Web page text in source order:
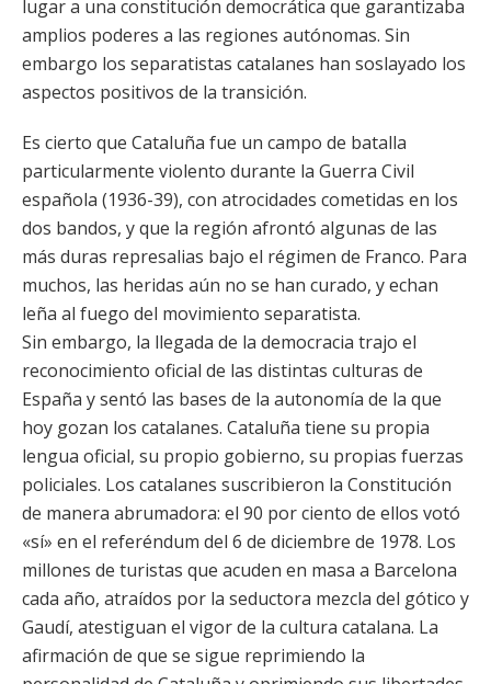
lugar a una constitución democrática que garantizaba
amplios poderes a las regiones autónomas. Sin
embargo los separatistas catalanes han soslayado los
aspectos positivos de la transición.
Es cierto que Cataluña fue un campo de batalla
particularmente violento durante la Guerra Civil
española (1936-39), con atrocidades cometidas en los
dos bandos, y que la región afrontó algunas de las
más duras represalias bajo el régimen de Franco. Para
muchos, las heridas aún no se han curado, y echan
leña al fuego del movimiento separatista.
Sin embargo, la llegada de la democracia trajo el
reconocimiento oficial de las distintas culturas de
España y sentó las bases de la autonomía de la que
hoy gozan los catalanes. Cataluña tiene su propia
lengua oficial, su propio gobierno, su propias fuerzas
policiales. Los catalanes suscribieron la Constitución
de manera abrumadora: el 90 por ciento de ellos votó
«sí» en el referéndum del 6 de diciembre de 1978. Los
millones de turistas que acuden en masa a Barcelona
cada año, atraídos por la seductora mezcla del gótico y
Gaudí, atestiguan el vigor de la cultura catalana. La
afirmación de que se sigue reprimiendo la